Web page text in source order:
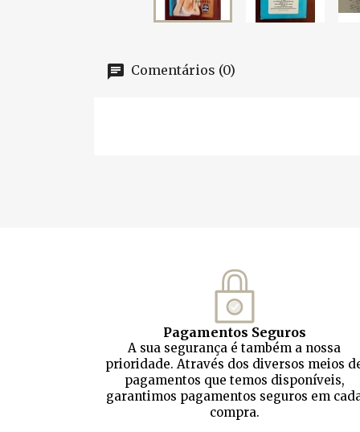
Comentários (0)
Pagamentos Seguros
A sua segurança é também a nossa
prioridade. Através dos diversos meios
pagamentos que temos disponíveis,
garantimos pagamentos seguros em
compra.